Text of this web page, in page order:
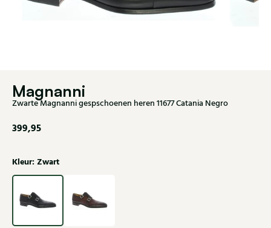
Magnanni
Zwarte Magnanni gespschoenen heren 11677 Catania Negro
399,95
Kleur: Zwart